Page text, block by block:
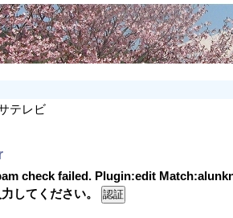
テレビ
check failed. Plugin:edit
してください。